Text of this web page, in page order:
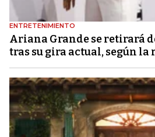
ENTRETENIMIENTO
Ariana Grande se retirará
tras su gira actual, según la